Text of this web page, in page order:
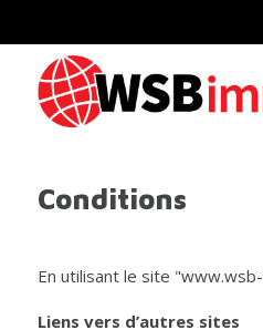
Conditions
En utilisant le site
Liens vers d’autres sites